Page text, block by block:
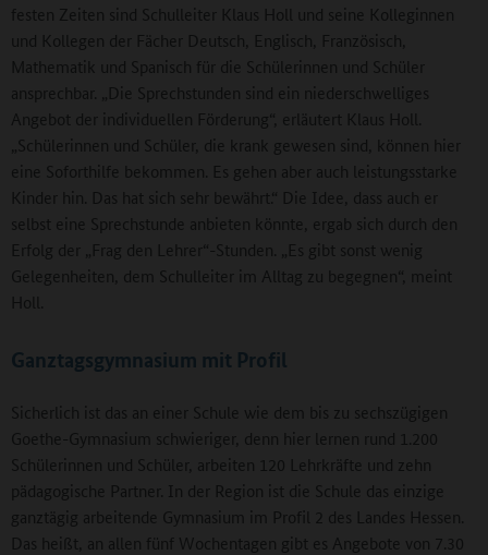
festen Zeiten sind Schulleiter Klaus Holl und seine Kolleginnen
und Kollegen der Fächer Deutsch, Englisch, Französisch,
Mathematik und Spanisch für die Schülerinnen und Schüler
ansprechbar. „Die Sprechstunden sind ein niederschwelliges
Angebot der individuellen Förderung“, erläutert Klaus Holl.
„Schülerinnen und Schüler, die krank gewesen sind, können hier
eine Soforthilfe bekommen. Es gehen aber auch leistungsstarke
Kinder hin. Das hat sich sehr bewährt.“ Die Idee, dass auch er
selbst eine Sprechstunde anbieten könnte, ergab sich durch den
Erfolg der „Frag den Lehrer“-Stunden. „Es gibt sonst wenig
Gelegenheiten, dem Schulleiter im Alltag zu begegnen“, meint
Holl.
Ganztagsgymnasium mit Profil
Sicherlich ist das an einer Schule wie dem bis zu sechszügigen
Goethe-Gymnasium schwieriger, denn hier lernen rund 1.200
Schülerinnen und Schüler, arbeiten 120 Lehrkräfte und zehn
pädagogische Partner. In der Region ist die Schule das einzige
ganztägig arbeitende Gymnasium im Profil 2 des Landes Hessen.
Das heißt, an allen fünf Wochentagen gibt es Angebote von 7.30